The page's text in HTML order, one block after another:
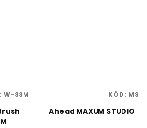
W-33M
Ahead MAXUM STUDIO
KÓD: MS